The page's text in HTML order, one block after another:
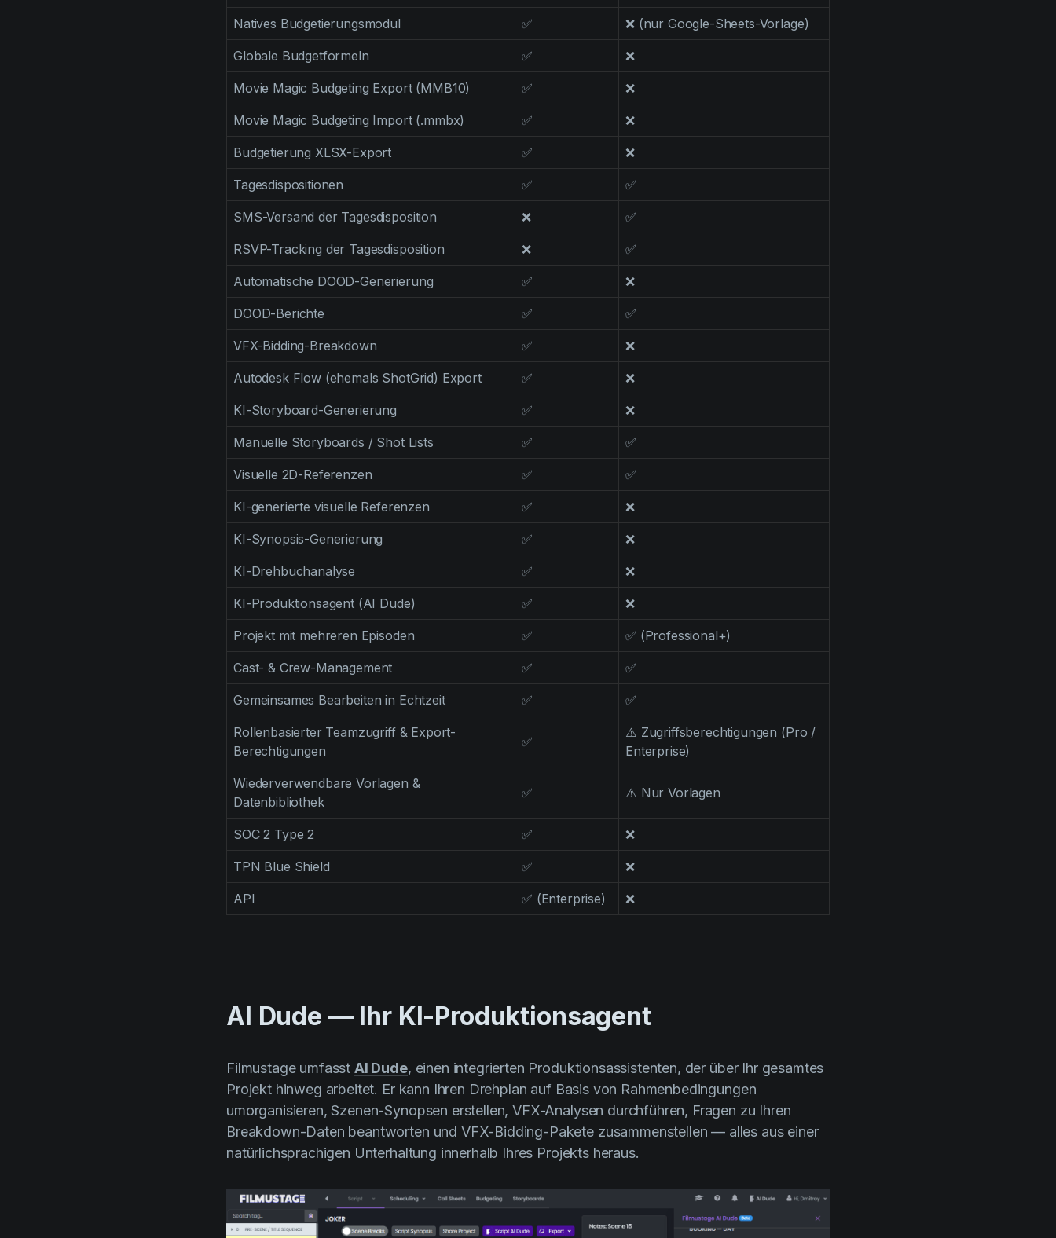
Natives Budgetierungsmodul ✅ ❌ (nur Google-Sheets-Vorlage)
Globale Budgetformeln ✅ ❌
Movie Magic Budgeting Export (MMB10) ✅ ❌
Movie Magic Budgeting Import (.mmbx) ✅ ❌
Budgetierung XLSX-Export ✅ ❌
Tagesdispositionen ✅ ✅
SMS-Versand der Tagesdisposition ❌ ✅
RSVP-Tracking der Tagesdisposition ❌ ✅
Automatische DOOD-Generierung ✅ ❌
DOOD-Berichte ✅ ✅
VFX-Bidding-Breakdown ✅ ❌
Autodesk Flow (ehemals ShotGrid) Export ✅ ❌
KI-Storyboard-Generierung ✅ ❌
Manuelle Storyboards / Shot Lists ✅ ✅
Visuelle 2D-Referenzen ✅ ✅
KI-generierte visuelle Referenzen ✅ ❌
KI-Synopsis-Generierung ✅ ❌
KI-Drehbuchanalyse ✅ ❌
KI-Produktionsagent (AI Dude) ✅ ❌
Projekt mit mehreren Episoden ✅ ✅ (Professional+)
Cast- & Crew-Management ✅ ✅
Gemeinsames Bearbeiten in Echtzeit ✅ ✅
Rollenbasierter Teamzugriff & Export-
Berechtigungen
✅
⚠️ Zugriffsberechtigungen (Pro /
Enterprise)
Wiederverwendbare Vorlagen &
Datenbibliothek
✅ ⚠️ Nur Vorlagen
SOC 2 Type 2 ✅ ❌
TPN Blue Shield ✅ ❌
API ✅ (Enterprise) ❌
AI Dude — Ihr KI-Produktionsagent
Filmustage umfasst AI Dude, einen integrierten Produktionsassistenten, der über Ihr gesamtes
Projekt hinweg arbeitet. Er kann Ihren Drehplan auf Basis von Rahmenbedingungen
umorganisieren, Szenen-Synopsen erstellen, VFX-Analysen durchführen, Fragen zu Ihren
Breakdown-Daten beantworten und VFX-Bidding-Pakete zusammenstellen — alles aus einer
natürlichsprachigen Unterhaltung innerhalb Ihres Projekts heraus.